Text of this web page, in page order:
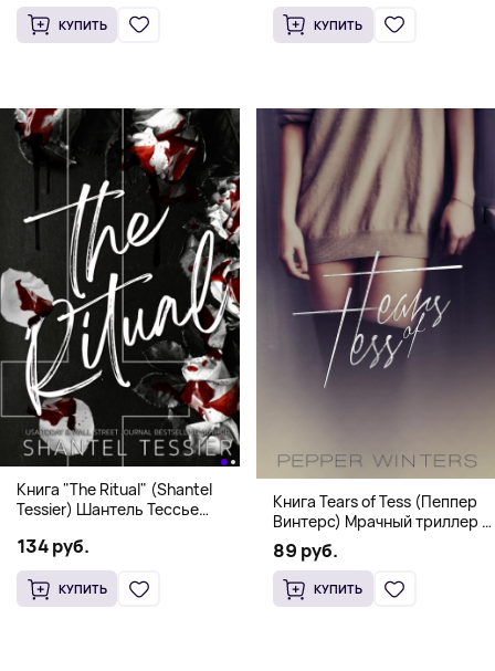
КУПИТЬ КУПИТЬ
Книга "The Ritual" (Shantel
Tessier) Шантель Тессье
романс бестселлер (18+)
134 руб.
КУПИТЬ
Книга Tears of Tess (Пеппер
Винтерс) Мрачный триллер о
выживании и страсти (18+)
89 руб.
КУПИТЬ